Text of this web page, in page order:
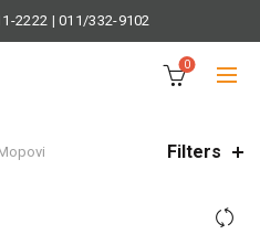
2222 |011/332-9102
0
Filters